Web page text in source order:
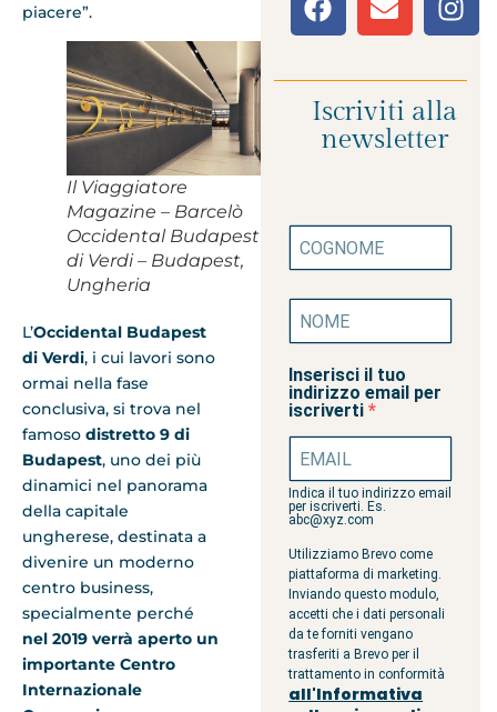
piacere”.
Il Viaggiatore
Magazine – Barcelò
Occidental Budapest
di Verdi – Budapest,
Ungheria
L’Occidental Budapest
di Verdi, i cui lavori sono
ormai nella fase
conclusiva, si trova nel
famoso distretto 9 di
Budapest, uno dei più
dinamici nel panorama
della capitale
ungherese, destinata a
divenire un moderno
centro business,
specialmente perché
nel 2019 verrà aperto un
importante Centro
Internazionale
Iscriviti alla
newsletter
Inserisci il tuo
indirizzo email per
iscriverti
Indica il tuo indirizzo email
per iscriverti. Es.
abc@xyz.com
Utilizziamo Brevo come
piattaforma di marketing.
Inviando questo modulo,
accetti che i dati personali
da te forniti vengano
trasferiti a Brevo per il
trattamento in conformità
all'Informativa